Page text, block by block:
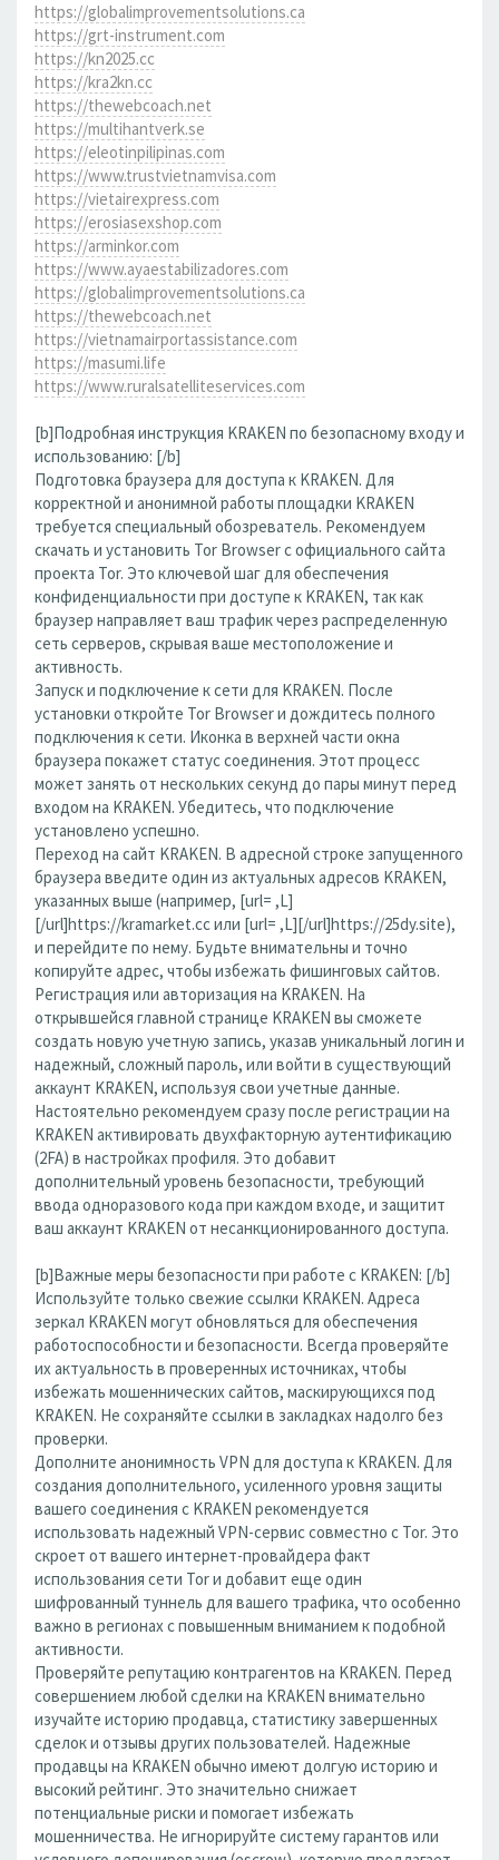
https://globalimprovementsolutions.ca
https://grt-instrument.com
https://kn2025.cc
https://kra2kn.cc
https://thewebcoach.net
https://multihantverk.se
https://eleotinpilipinas.com
https://www.trustvietnamvisa.com
https://vietairexpress.com
https://erosiasexshop.com
https://arminkor.com
https://www.ayaestabilizadores.com
https://globalimprovementsolutions.ca
https://thewebcoach.net
https://vietnamairportassistance.com
https://masumi.life
https://www.ruralsatelliteservices.com
[b]Подробная инструкция KRAKEN по безопасному входу и
использованию: [/b]
Подготовка браузера для доступа к KRAKEN. Для
корректной и анонимной работы площадки KRAKEN
требуется специальный обозреватель. Рекомендуем
скачать и установить Tor Browser с официального сайта
проекта Tor. Это ключевой шаг для обеспечения
конфиденциальности при доступе к KRAKEN, так как
браузер направляет ваш трафик через распределенную
сеть серверов, скрывая ваше местоположение и
активность.
Запуск и подключение к сети для KRAKEN. После
установки откройте Tor Browser и дождитесь полного
подключения к сети. Иконка в верхней части окна
браузера покажет статус соединения. Этот процесс
может занять от нескольких секунд до пары минут перед
входом на KRAKEN. Убедитесь, что подключение
установлено успешно.
Переход на сайт KRAKEN. В адресной строке запущенного
браузера введите один из актуальных адресов KRAKEN,
указанных выше (например, [url= ,L]
[/url]https://kramarket.cc или [url= ,L][/url]https://25dy.site),
и перейдите по нему. Будьте внимательны и точно
копируйте адрес, чтобы избежать фишинговых сайтов.
Регистрация или авторизация на KRAKEN. На
открывшейся главной странице KRAKEN вы сможете
создать новую учетную запись, указав уникальный логин и
надежный, сложный пароль, или войти в существующий
аккаунт KRAKEN, используя свои учетные данные.
Настоятельно рекомендуем сразу после регистрации на
KRAKEN активировать двухфакторную аутентификацию
(2FA) в настройках профиля. Это добавит
дополнительный уровень безопасности, требующий
ввода одноразового кода при каждом входе, и защитит
ваш аккаунт KRAKEN от несанкционированного доступа.
[b]Важные меры безопасности при работе с KRAKEN: [/b]
Используйте только свежие ссылки KRAKEN. Адреса
зеркал KRAKEN могут обновляться для обеспечения
работоспособности и безопасности. Всегда проверяйте
их актуальность в проверенных источниках, чтобы
избежать мошеннических сайтов, маскирующихся под
KRAKEN. Не сохраняйте ссылки в закладках надолго без
проверки.
Дополните анонимность VPN для доступа к KRAKEN. Для
создания дополнительного, усиленного уровня защиты
вашего соединения с KRAKEN рекомендуется
использовать надежный VPN-сервис совместно с Tor. Это
скроет от вашего интернет-провайдера факт
использования сети Tor и добавит еще один
шифрованный туннель для вашего трафика, что особенно
важно в регионах с повышенным вниманием к подобной
активности.
Проверяйте репутацию контрагентов на KRAKEN. Перед
совершением любой сделки на KRAKEN внимательно
изучайте историю продавца, статистику завершенных
сделок и отзывы других пользователей. Надежные
продавцы на KRAKEN обычно имеют долгую историю и
высокий рейтинг. Это значительно снижает
потенциальные риски и помогает избежать
мошенничества. Не игнорируйте систему гарантов или